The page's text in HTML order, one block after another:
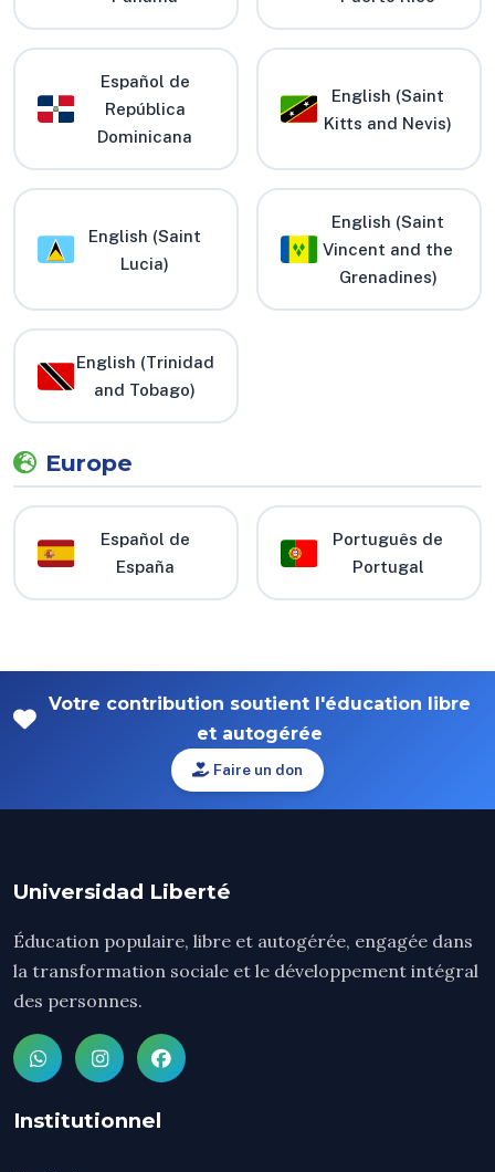
Español de
República
Dominicana
English (Saint
Kitts and Nevis)
English (Saint
Lucia)
English (Saint
Vincent and the
Grenadines)
English (Trinidad
and Tobago)
Europe
Español de
España
Português de
Portugal
Votre contribution soutient l'éducation libre
et autogérée
Faire un don
Universidad Liberté
Éducation populaire, libre et autogérée, engagée dans
la transformation sociale et le développement intégral
des personnes.
Institutionnel